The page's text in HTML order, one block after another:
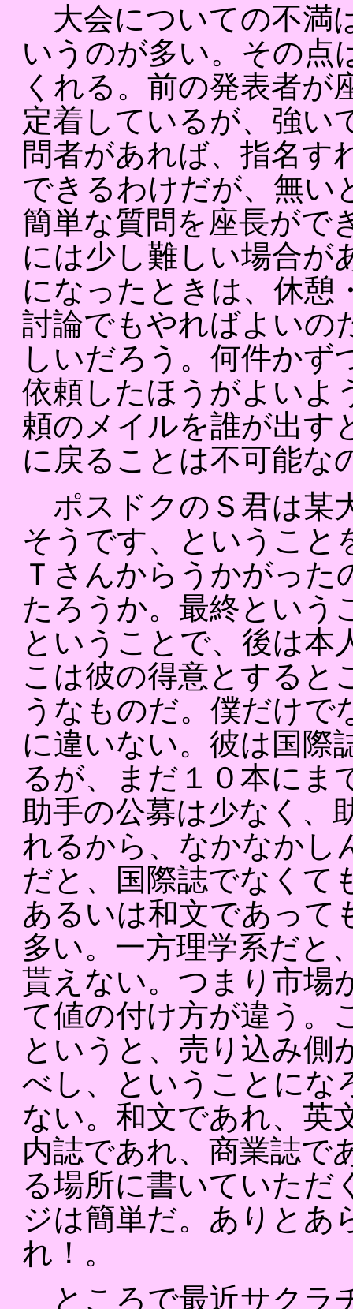
大会についての不満
いうのが多い。その点
くれる。前の発表者が
定着しているが、強い
問者があれば、指名す
できるわけだが、無い
簡単な質問を座長がで
には少し難しい場合が
になったときは、休憩
討論でもやればよいの
しいだろう。何件かず
依頼したほうがよいよ
頼のメイルを誰が出す
に戻ることは不可能な
ポスドクのＳ君は某
そうです、ということ
Ｔさんからうかがっ
たろうか。最終という
ということで、後は本
こは彼の得意とすると
うなものだ。僕だけで
に違いない。彼は国際
るが、まだ１０本にま
助手の公募は少なく、
れるから、なかなかし
だと、国際誌でなくて
あるいは和文であって
多い。一方理学系だと
貰えない。つまり市場
て値の付け方が違う。
というと、売り込み側
べし、ということにな
ない。和文であれ、英
内誌であれ、商業誌で
る場所に書いていただ
ジは簡単だ。ありとあ
れ！。
ところで最近サクラ